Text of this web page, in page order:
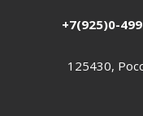
+7(925)0-
125430,